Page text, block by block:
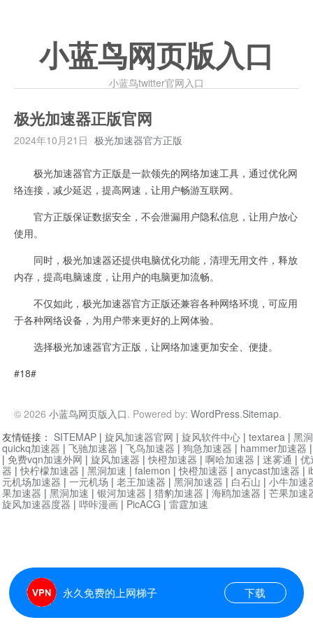
小蓝鸟网页版入口
小蓝鸟twitter官网入口
极光加速器正版官网
2024年10月21日 极光加速器官方正版
极光加速器官方正版是一款领先的网络加速工具，通过优化网
络连接，减少延迟，提高网速，让用户畅游互联网。
官方正版保证数据安全，不会泄漏用户隐私信息，让用户放心
使用。
同时，极光加速器还提供电脑优化功能，清理无用文件，释放
内存，提高电脑速度，让用户的电脑更加流畅。
不仅如此，极光加速器官方正版还兼容各种网络环境，可应用
于各种网络设备，为用户带来更好的上网体验。
选择极光加速器官方正版，让网络加速更加安全、便捷。
#18#
© 2026 小蓝鸟网页版入口. Powered by: WordPress.Sitemap.
永久免费的上网梯子 下载
友情链接： SITEMAP | 旋风加速器官网 | 旋风软件中心 | textarea | 黑
quickq加速器 | 飞驰加速器 | 飞鸟加速器 | 狗急加速器 | hammer加速器
| 免费vqn加速外网 | 旋风加速器 |快橙加速器 | 啊哈加速器 | 迷雾通 | 优
器 |快柠檬加速器 | 黑洞加速 | falemon |快橙加速器 | anycast加速器 |
元机场加速器 | 一元机场 | 老王加速器 | 黑洞加速器 | 白石山 | 小牛加速
果加速器 | 黑洞加速 | 银河加速器 | 猎豹加速器 | 海鸥加速器 | 芒果加速
旋风加速器度器 | 哔咔漫画 | PicACG | 雷霆加速